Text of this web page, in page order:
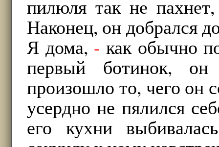
пилюля так не
Наконец, он добрался
Я дома, - как обычно
первый ботинок,
произошло то, чего он
усердно не пялился
его кухни